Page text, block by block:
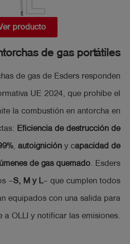
producto
de gas portátiles
de gas de Esders responden
UE 2024, que prohíbe el
la combustión en antorcha en
Eficiencia de destrucción de
, autoignición y capacidad de
de gas quemado . Esders
–S, M y L– que cumplen todos
equipados con una salida para
a OLLI y notificar las emisiones.